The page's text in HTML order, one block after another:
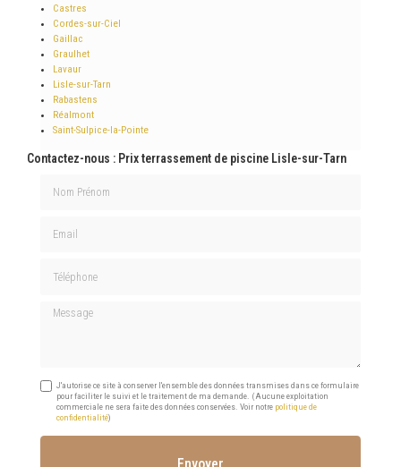
Castres
Cordes-sur-Ciel
Gaillac
Graulhet
Lavaur
Lisle-sur-Tarn
Rabastens
Réalmont
Saint-Sulpice-la-Pointe
Contactez-nous : Prix terrassement de piscine Lisle-sur-Tarn
Message
J'autorise ce site à conserver l'ensemble des données transmises dans ce formulaire
pour faciliter le suivi et le traitement de ma demande. (Aucune exploitation
commerciale ne sera faite des données conservées. Voir notre politique de
confidentialité)